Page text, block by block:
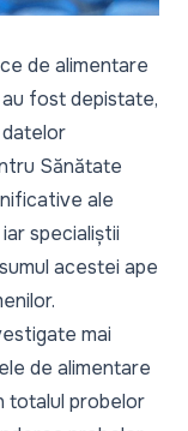
de alimentare
fost depistate,
Sănătate
ale
specialiștii
acestei ape
mai
de alimentare
totalul probelor